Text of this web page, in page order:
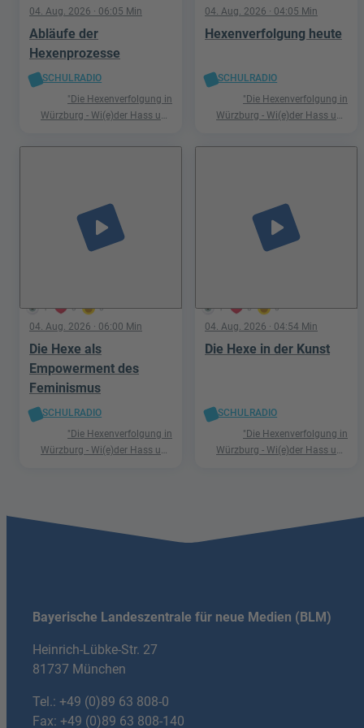
04. Aug. 2026 · 06:05 Min
Abläufe der
Hexenprozesse
SCHULRADIO
"Die Hexenverfolgung in
Würzburg - Wi(e)der Hass und
04. Aug. 2026 · 04:05 Min
Hexenverfolgung heute
SCHULRADIO
"Die Hexenverfolgung in
Würzburg - Wi(e)der Hass und
1 0 0
play_arrow
04. Aug. 2026 · 06:00 Min
Die Hexe als
Empowerment des
Feminismus
SCHULRADIO
"Die Hexenverfolgung in
Würzburg - Wi(e)der Hass und
1 0 0
play_arrow
04. Aug. 2026 · 04:54 Min
Die Hexe in der Kunst
SCHULRADIO
"Die Hexenverfolgung in
Würzburg - Wi(e)der Hass und
Bayerische Landeszentrale für neue Medien (BLM)
Heinrich-Lübke-Str. 27
81737 München
Tel.: +49 (0)89 63 808-0
Fax: +49 (0)89 63 808-140